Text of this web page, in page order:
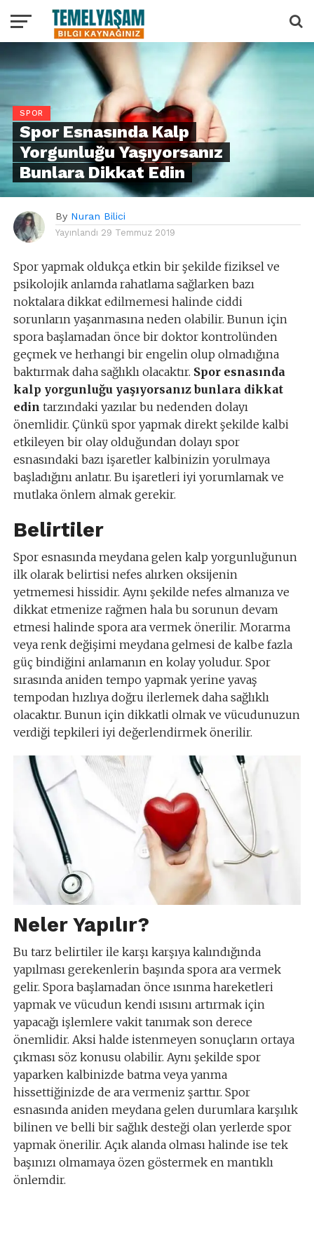
SPOR
Spor Esnasında Kalp
Yorgunluğu Yaşıyorsanız
Bunlara Dikkat Edin
By Nuran Bilici
Yayınlandı 29 Temmuz 2019
Spor yapmak oldukça etkin bir şekilde fiziksel ve
psikolojik anlamda rahatlama sağlarken bazı
noktalara dikkat edilmemesi halinde ciddi
sorunların yaşanmasına neden olabilir. Bunun için
spora başlamadan önce bir doktor kontrolünden
geçmek ve herhangi bir engelin olup olmadığına
baktırmak daha sağlıklı olacaktır. Spor esnasında
kalp yorgunluğu yaşıyorsanız bunlara dikkat
edin tarzındaki yazılar bu nedenden dolayı
önemlidir. Çünkü spor yapmak direkt şekilde kalbi
etkileyen bir olay olduğundan dolayı spor
esnasındaki bazı işaretler kalbinizin yorulmaya
başladığını anlatır. Bu işaretleri iyi yorumlamak ve
mutlaka önlem almak gerekir.
Belirtiler
Spor esnasında meydana gelen kalp yorgunluğunun
ilk olarak belirtisi nefes alırken oksijenin
yetmemesi hissidir. Aynı şekilde nefes almanıza ve
dikkat etmenize rağmen hala bu sorunun devam
etmesi halinde spora ara vermek önerilir. Morarma
veya renk değişimi meydana gelmesi de kalbe fazla
güç bindiğini anlamanın en kolay yoludur. Spor
sırasında aniden tempo yapmak yerine yavaş
tempodan hızlıya doğru ilerlemek daha sağlıklı
olacaktır. Bunun için dikkatli olmak ve vücudunuzun
verdiği tepkileri iyi değerlendirmek önerilir.
Neler Yapılır?
Bu tarz belirtiler ile karşı karşıya kalındığında
yapılması gerekenlerin başında spora ara vermek
gelir. Spora başlamadan önce ısınma hareketleri
yapmak ve vücudun kendi ısısını artırmak için
yapacağı işlemlere vakit tanımak son derece
önemlidir. Aksi halde istenmeyen sonuçların ortaya
çıkması söz konusu olabilir. Aynı şekilde spor
yaparken kalbinizde batma veya yanma
hissettiğinizde de ara vermeniz şarttır. Spor
esnasında aniden meydana gelen durumlara karşılık
bilinen ve belli bir sağlık desteği olan yerlerde spor
yapmak önerilir. Açık alanda olması halinde ise tek
başınızı olmamaya özen göstermek en mantıklı
önlemdir.